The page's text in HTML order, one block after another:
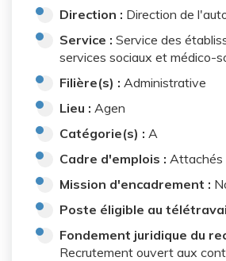
Direction : Direction de
Service : Service des
services sociaux et médico-
Filière(s) : Administrative
Lieu : Agen
Catégorie(s) : A
Cadre d'emplois : Attachés
Mission d'encadrement :
Poste éligible au
Fondement juridique du
Recrutement ouvert aux